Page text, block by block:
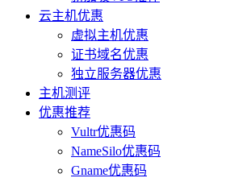
云主机优惠
虚拟主机优惠
证书域名优惠
独立服务器优惠
主机测评
优惠推荐
Vultr优惠码
NameSilo优惠码
Gname优惠码